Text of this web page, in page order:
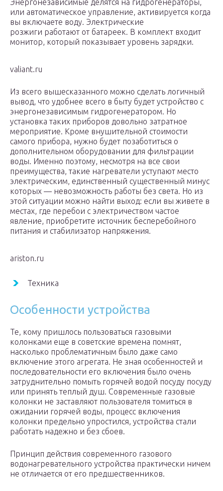
Энергонезависимые делятся на гидрогенераторы,
или автоматическое управление, активируется когда
вы включаете воду. Электрические
розжиги работают от батареек. В комплект входит
монитор, который показывает уровень зарядки.
valiant.ru
Из всего вышесказанного можно сделать логичный
вывод, что удобнее всего в быту будет устройство с
энергонезависимым гидрогенератором. Но
установка таких приборов довольно затратное
мероприятие. Кроме внушительной стоимости
самого прибора, нужно будет позаботиться о
дополнительном оборудовании для фильтрации
воды. Именно поэтому, несмотря на все свои
преимущества, такие нагреватели уступают место
электрическим, единственный существенный минус
которых — невозможность работы без света. Но из
этой ситуации можно найти выход: если вы живете в
местах, где перебои с электричеством частое
явление, приобретите источник бесперебойного
питания и стабилизатор напряжения.
ariston.ru
Техника
Особенности устройства
Те, кому пришлось пользоваться газовыми
колонками еще в советские времена помнят,
насколько проблематичным было даже само
включение этого агрегата. Не зная особенностей и
последовательности его включения было очень
затруднительно помыть горячей водой посуду посуду
или принять теплый душ. Современные газовые
колонки не заставляют пользователя томиться в
ожидании горячей воды, процесс включения
колонки предельно упростился, устройства стали
работать надежно и без сбоев.
Принцип действия современного газового
водонагревательного устройства практически ничем
не отличается от его предшественников.